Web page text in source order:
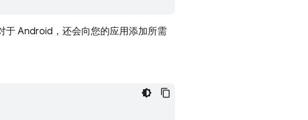
于 Android，还会向您的应用添加所需